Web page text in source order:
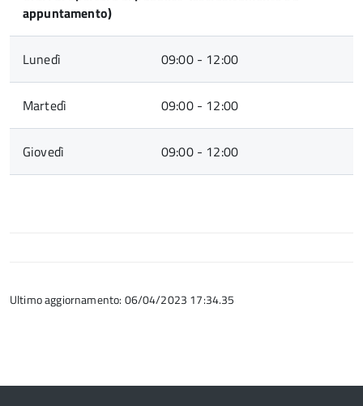
appuntamento)
Lunedì 09:00 - 12:00
Martedì 09:00 - 12:00
Giovedì 09:00 - 12:00
Ultimo aggiornamento: 06/04/2023 17:34.35